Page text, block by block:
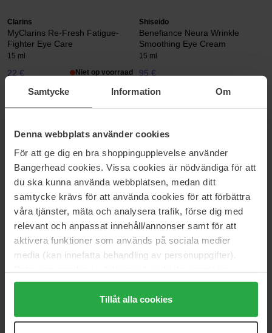
Samtycke Information Om
Denna webbplats använder cookies
För att ge dig en bra shoppingupplevelse använder
Bangerhead cookies. Vissa cookies är nödvändiga för att
du ska kunna använda webbplatsen, medan ditt
samtycke krävs för att använda cookies för att förbättra
våra tjänster, mäta och analysera trafik, förse dig med
relevant och anpassat innehåll/annonser samt för att
aktivera funktioner som används på sociala medier
media (kan innefatta behandling av personuppgifter).
Genom att trycka på "Tillåt alla cookies" accepterar du
alla cookies, medan du under "Detaljer" kan anpassa
användningen av cookies. Du kan när som helst återkalla
Tillåt alla cookies
Clarins
MyClarins Re-Fresh Fatigue-
Fighter Eye Care
15 ml
22 € Niet op voorraad
Shiseido
Benefiance Neura Wrinkle
Smoothing Eye Cream
15 ml
95 €
L'Oréal Paris
15 ml
12 € Niet op voorraad
Exuviance
15 g
80 €
FILORGA
Optim-Eyes
15 ml
55 € Niet op voorraad
Mizon
Only One Eye Cream For Face
30 ml
7 €
164 €